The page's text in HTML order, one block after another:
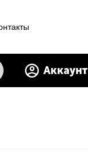
Аккаунт